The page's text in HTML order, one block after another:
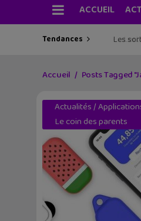
ACCUEIL
Tendances Les
Accueil Posts Tagged
Actualités/
Le coin des parents